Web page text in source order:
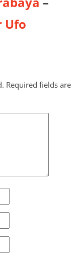
Ufo
Required fields are